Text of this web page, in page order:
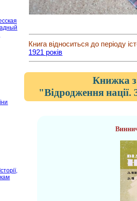
Книга відноситься до періоду
1921 років
Книжка
"Відродження нації.